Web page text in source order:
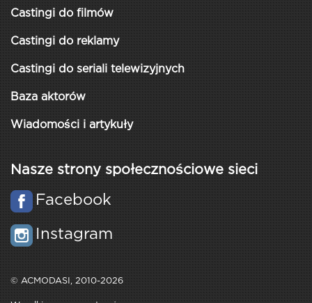
Castingi do filmów
Castingi do reklamy
Castingi do seriali telewizyjnych
Baza aktorów
Wiadomości i artykuły
Nasze strony społecznościowe sieci
Facebook
Instagram
© ACMODASI, 2010-2026